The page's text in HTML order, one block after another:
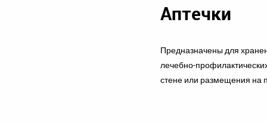
Аптечки
Предназначены для
лечебно-
стене или размещения на